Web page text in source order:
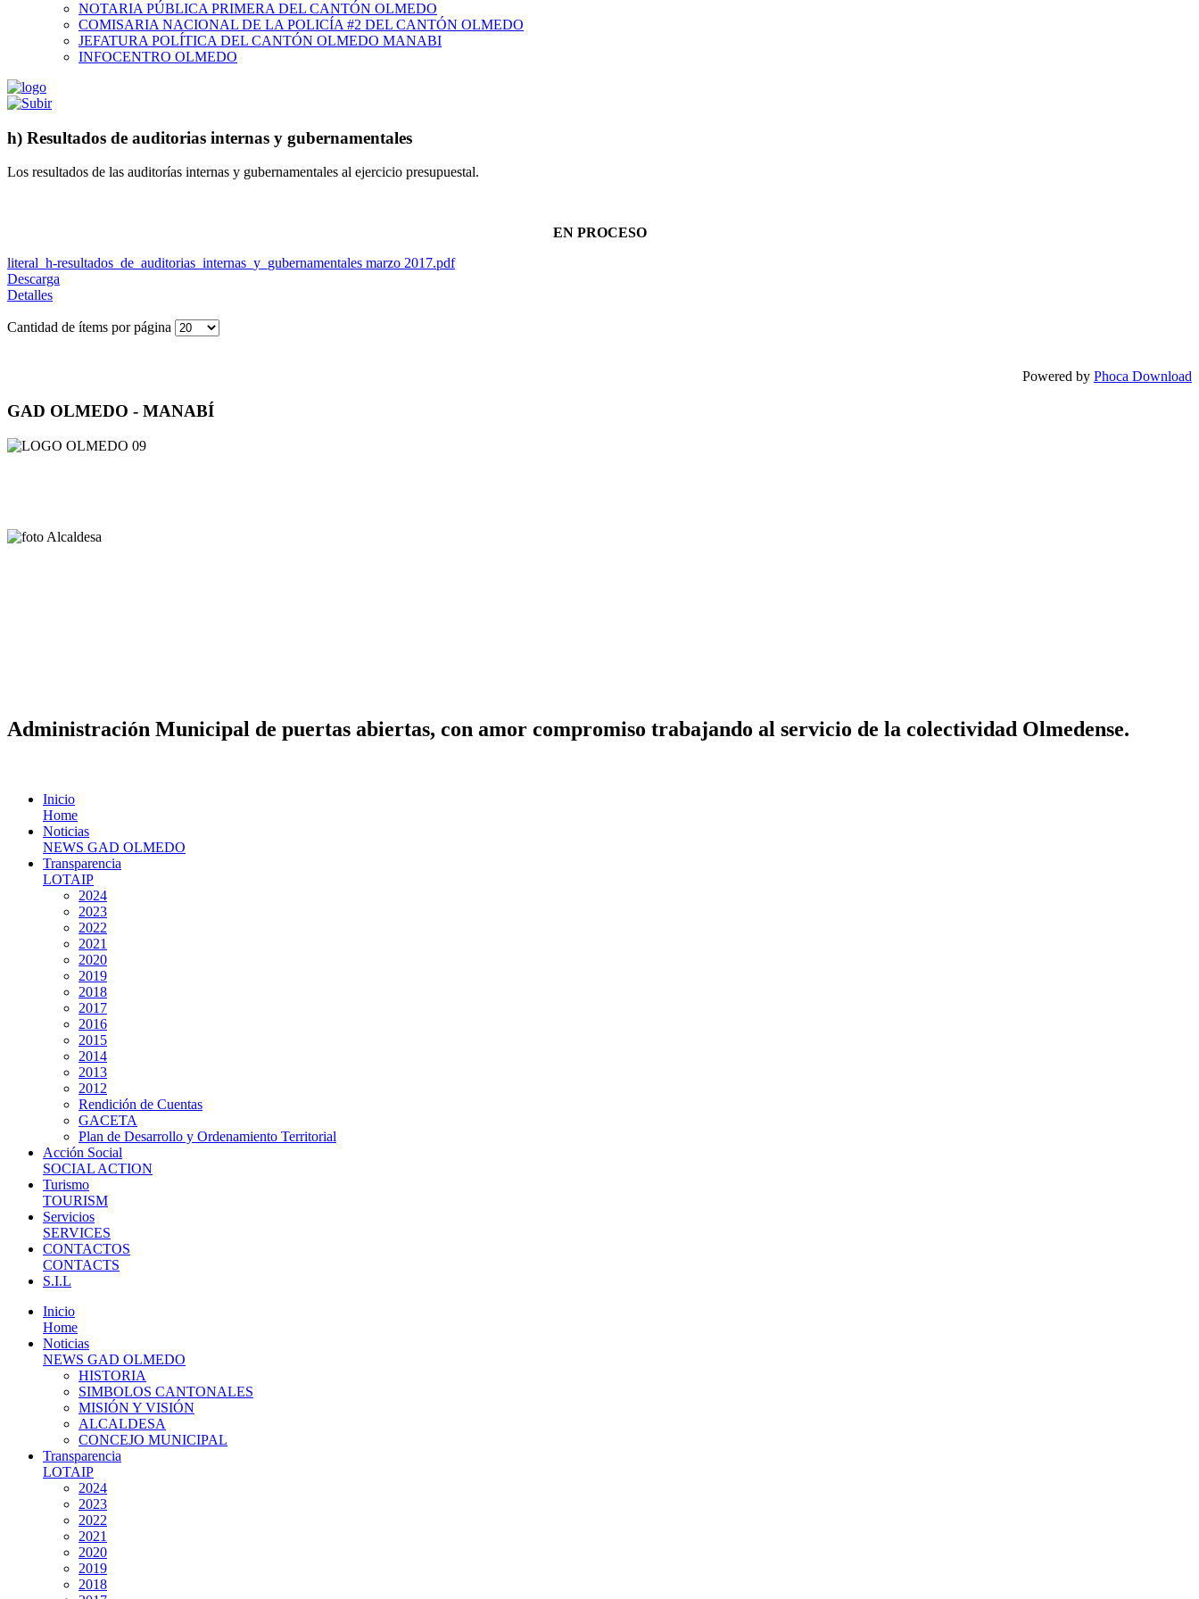
NOTARIA PÚBLICA PRIMERA DEL CANTÓN OLMEDO
COMISARIA NACIONAL DE LA POLICÍA #2 DEL CANTÓN OLMEDO
JEFATURA POLÍTICA DEL CANTÓN OLMEDO MANABI
INFOCENTRO OLMEDO
h) Resultados de auditorias internas y gubernamentales
Los resultados de las auditorías internas y gubernamentales al ejercicio presupuestal.
EN PROCESO
literal_h-resultados_de_auditorias_internas_y_gubernamentales marzo 2017.pdf
Descarga
Detalles
Cantidad de ítems por página
Powered by Phoca Download
GAD OLMEDO - MANABÍ
Administración Municipal de puertas abiertas, con amor compromiso trabajando al servicio de la colectividad Olmedense.
Inicio
Home
Noticias
NEWS GAD OLMEDO
Transparencia
LOTAIP
2024
2023
2022
2021
2020
2019
2018
2017
2016
2015
2014
2013
2012
Rendición de Cuentas
GACETA
Plan de Desarrollo y Ordenamiento Territorial
Acción Social
SOCIAL ACTION
Turismo
TOURISM
Servicios
SERVICES
CONTACTOS
CONTACTS
S.I.L
Inicio
Home
Noticias
NEWS GAD OLMEDO
HISTORIA
SIMBOLOS CANTONALES
MISIÓN Y VISIÓN
ALCALDESA
CONCEJO MUNICIPAL
Transparencia
LOTAIP
2024
2023
2022
2021
2020
2019
2018